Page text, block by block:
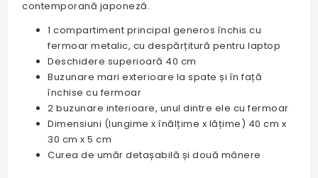
contemporană japoneză.
1 compartiment principal generos închis cu
fermoar metalic, cu despărțitură pentru laptop
Deschidere superioară 40 cm
Buzunare mari exterioare la spate și în față
închise cu fermoar
2 buzunare interioare, unul dintre ele cu fermoar
Dimensiuni (lungime x înălțime x lățime) 40 cm x
30 cm x 5 cm
Curea de umăr detașabilă și două mânere